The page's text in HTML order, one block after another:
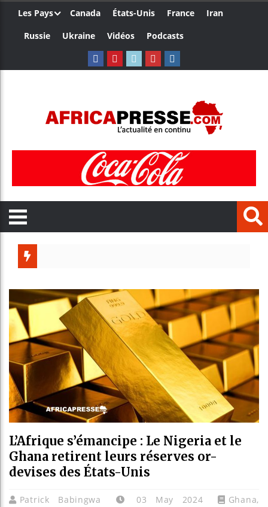
Les Pays Canada États-Unis France
Iran
Russie
Ukraine Vidéos Podcasts
Guinée
Bénin :
L’Afrique s’émancipe : Le Nigeria et le
Ghana retirent leurs réserves or-
devises des États-Unis
Patrick Babingwa 03 May 2024 Ghana,